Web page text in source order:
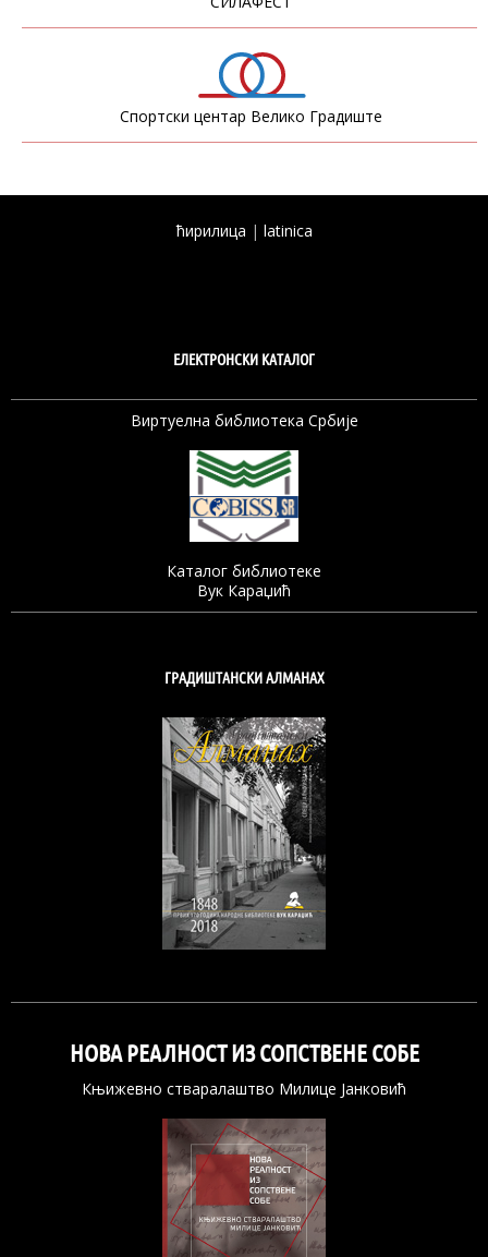
Спортски центар Велико Градиште
ћирилица | latinica
ЕЛЕКТРОНСКИ КАТАЛОГ
Виртуелна библиотека Србије
Каталог библиотеке
Вук Караџић
ГРАДИШТАНСКИ АЛМАНАХ
НОВА РЕАЛНОСТ ИЗ СОПСТВЕНЕ СОБЕ
Књижевно стваралаштво Милице Јанковић